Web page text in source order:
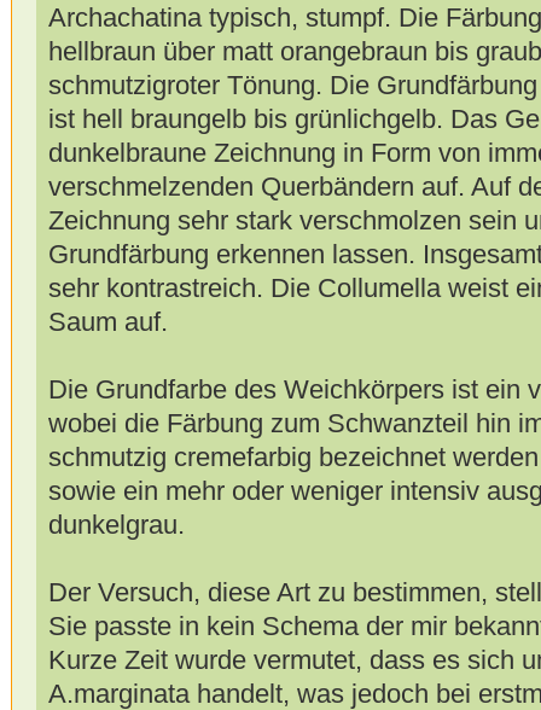
Archachatina typisch, stumpf. Die
hellbraun über matt orangebraun bis
schmutzigroter Tönung. Die
ist hell braungelb bis grünlichgelb. Das
dunkelbraune Zeichnung in Form von
verschmelzenden Querbändern auf. Auf
Zeichnung sehr stark verschmolzen sein
Grundfärbung erkennen lassen.
sehr kontrastreich. Die Collumella weist
Saum auf.
Die Grundfarbe des Weichkörpers ist ein
wobei die Färbung zum Schwanzteil hin
schmutzig cremefarbig bezeichnet
sowie ein mehr oder weniger intensiv
dunkelgrau.
Der Versuch, diese Art zu bestimmen,
Sie passte in kein Schema der mir
Kurze Zeit wurde vermutet, dass es sich
A.marginata handelt, was jedoch bei